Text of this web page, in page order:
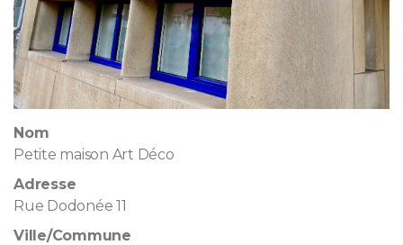
Nom
Petite maison Art Déco
Adresse
Rue Dodonée 11
Ville/Commune